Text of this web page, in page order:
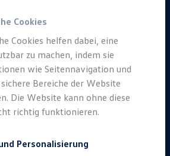
und Einarbeitung
So geht's
Cookies
Cookies helfen dabei, eine
zu machen, indem sie
wie Seitennavigation und
Bereiche der Website
Die Website kann ohne diese
richtig funktionieren.
Personalisierung